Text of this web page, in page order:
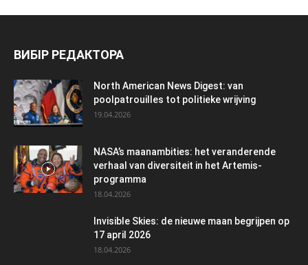
ВИБІР РЕДАКТОРА
North American News Digest: van
poolpatrouilles tot politieke wrijving
19.04.2026
NASA’s maanambities: het veranderende
verhaal van diversiteit in het Artemis-
programma
18.04.2026
Invisible Skies: de nieuwe maan begrijpen op
17 april 2026
18.04.2026